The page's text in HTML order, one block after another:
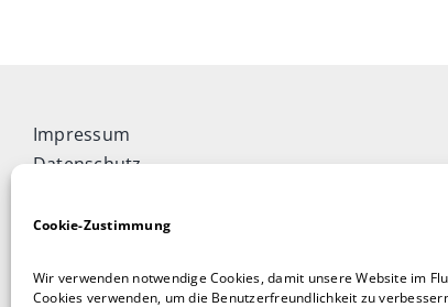
Cookie-Zustimmung
Wir verwenden notwendige Cookies, damit unsere Website im
Cookies verwenden, um die Benutzerfreundlichkeit zu
Impressum
Datenschutz
Cookie-Richtlinie (EU)
Vertrag widerrufen